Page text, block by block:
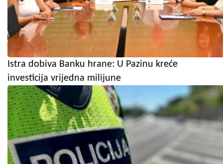
Istra dobiva Banku hrane: U Pazinu kreće
investicija vrijedna milijune